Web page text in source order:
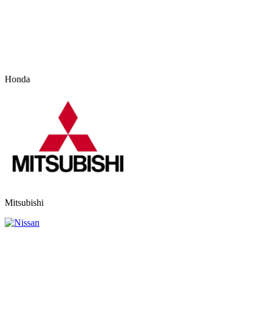
Honda
Mitsubishi